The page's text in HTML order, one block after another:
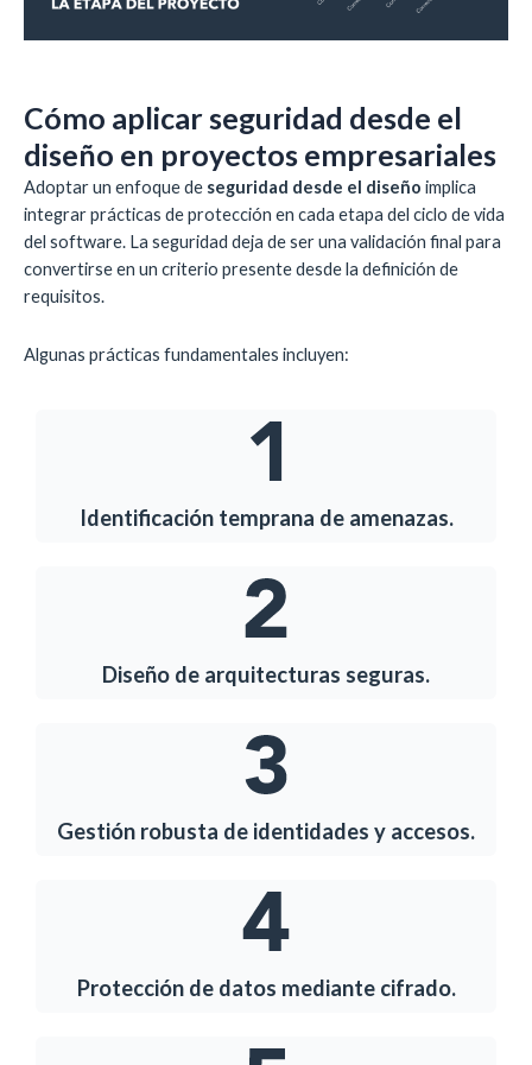
Cómo aplicar seguridad desde el
diseño en proyectos empresariales
Adoptar un enfoque de seguridad desde el diseño implica
integrar prácticas de protección en cada etapa del ciclo de vida
del software. La seguridad deja de ser una validación final para
convertirse en un criterio presente desde la definición de
requisitos.
Algunas prácticas fundamentales incluyen:
Identificación temprana de amenazas.
Diseño de arquitecturas seguras.
Gestión robusta de identidades y accesos.
Protección de datos mediante cifrado.